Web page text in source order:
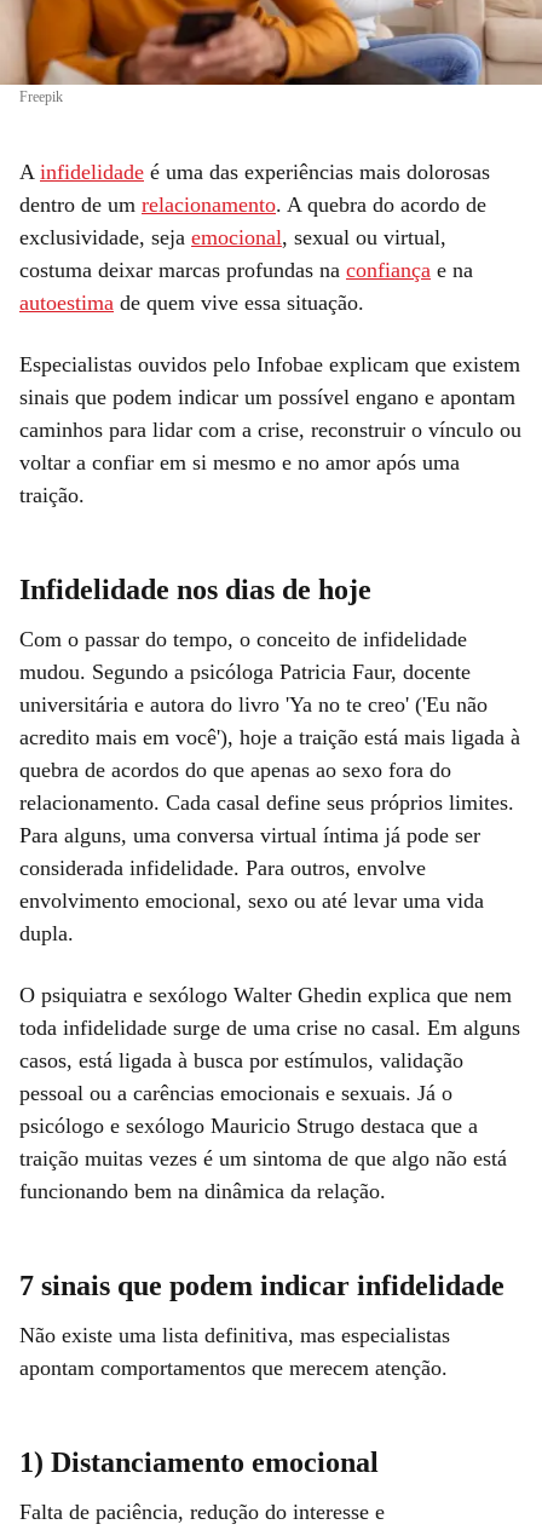
Freepik
A infidelidade é uma das experiências mais dolorosas
dentro de um relacionamento. A quebra do acordo de
exclusividade, seja emocional, sexual ou virtual,
costuma deixar marcas profundas na confiança e na
autoestima de quem vive essa situação.
Especialistas ouvidos pelo Infobae explicam que existem
sinais que podem indicar um possível engano e apontam
caminhos para lidar com a crise, reconstruir o vínculo ou
voltar a confiar em si mesmo e no amor após uma
traição.
Infidelidade nos dias de hoje
Com o passar do tempo, o conceito de infidelidade
mudou. Segundo a psicóloga Patricia Faur, docente
universitária e autora do livro 'Ya no te creo' ('Eu não
acredito mais em você'), hoje a traição está mais ligada à
quebra de acordos do que apenas ao sexo fora do
relacionamento. Cada casal define seus próprios limites.
Para alguns, uma conversa virtual íntima já pode ser
considerada infidelidade. Para outros, envolve
envolvimento emocional, sexo ou até levar uma vida
dupla.
O psiquiatra e sexólogo Walter Ghedin explica que nem
toda infidelidade surge de uma crise no casal. Em alguns
casos, está ligada à busca por estímulos, validação
pessoal ou a carências emocionais e sexuais. Já o
psicólogo e sexólogo Mauricio Strugo destaca que a
traição muitas vezes é um sintoma de que algo não está
funcionando bem na dinâmica da relação.
7 sinais que podem indicar infidelidade
Não existe uma lista definitiva, mas especialistas
apontam comportamentos que merecem atenção.
1) Distanciamento emocional
Falta de paciência, redução do interesse e